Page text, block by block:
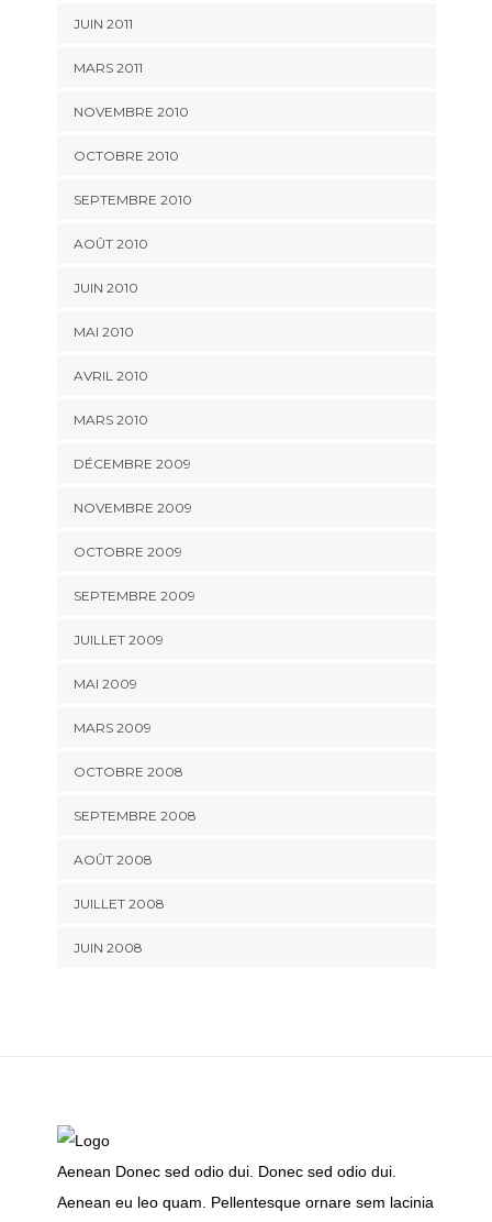
JUIN 2011
MARS 2011
NOVEMBRE 2010
OCTOBRE 2010
SEPTEMBRE 2010
AOÛT 2010
JUIN 2010
MAI 2010
AVRIL 2010
MARS 2010
DÉCEMBRE 2009
NOVEMBRE 2009
OCTOBRE 2009
SEPTEMBRE 2009
JUILLET 2009
MAI 2009
MARS 2009
OCTOBRE 2008
SEPTEMBRE 2008
AOÛT 2008
JUILLET 2008
JUIN 2008
Aenean Donec sed odio dui. Donec sed odio dui.
Aenean eu leo quam. Pellentesque ornare sem lacinia